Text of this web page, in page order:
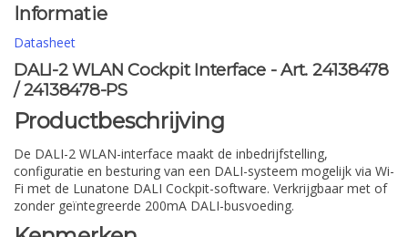
Informatie
Datasheet
DALI-2 WLAN Cockpit Interface - Art. 24138478
/ 24138478-PS
Productbeschrijving
De DALI-2 WLAN-interface maakt de inbedrijfstelling,
configuratie en besturing van een DALI-systeem mogelijk via Wi-
Fi met de Lunatone DALI Cockpit-software. Verkrijgbaar met of
zonder geïntegreerde 200mA DALI-busvoeding.